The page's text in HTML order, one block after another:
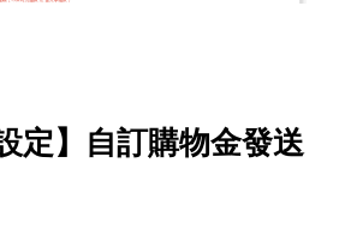
定】自訂購物金發送